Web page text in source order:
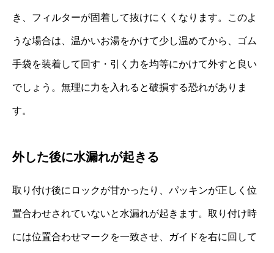
き、フィルターが固着して抜けにくくなります。このよ
うな場合は、温かいお湯をかけて少し温めてから、ゴム
手袋を装着して回す・引く力を均等にかけて外すと良い
でしょう。無理に力を入れると破損する恐れがありま
す。
外した後に水漏れが起きる
取り付け後にロックが甘かったり、パッキンが正しく位
置合わせされていないと水漏れが起きます。取り付け時
には位置合わせマークを一致させ、ガイドを右に回して